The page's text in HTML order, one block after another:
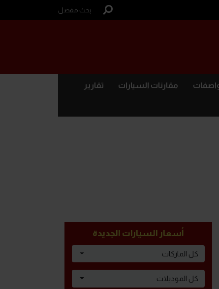
بحث مفصل
مقارنات السيارات تقارير
أسعار السيارات الجديدة
كل الماركات
كل الموديلات